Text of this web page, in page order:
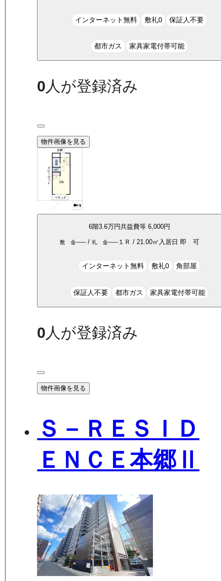
インターネット無料 敷礼0 保証人不要
都市ガス 家具家電付帯可能
0人が登録済み
物件画像を見る
6階3.6万円共益費等6,000円
敷 金----- /礼 金----- １Ｒ /21.00㎡ 入居日 即 可
インターネット無料 敷礼0 角部屋
保証人不要 都市ガス 家具家電付帯可能
0 人が登録済み
物件画像を見る
Ｓ－ＲＥＳＩＤ
ＥＮＣＥ本郷Ⅱ